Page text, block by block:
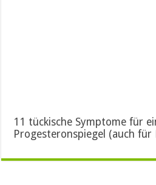
11 tückische Symptome für
Progesteronspiegel (auch